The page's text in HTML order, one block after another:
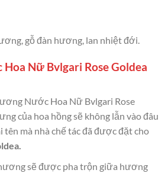
gỗ đàn hương, lan nhiệt đới.
Nữ Bvlgari Rose Goldea
Nước Hoa Nữ Bvlgari Rose
của hoa hồng sẽ không lẫn vào đâu
mà nhà chế tác đã được đặt cho
sẽ được pha trộn giữa hương